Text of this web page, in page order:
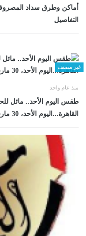
التفاصيل
غير مصنف
منذ عام واحد
طقس اليوم الأحد.. مائل
القاهرة...اليوم الأحد، 30 مارس 2025 08:22 صـ منذ 55 دقيقة